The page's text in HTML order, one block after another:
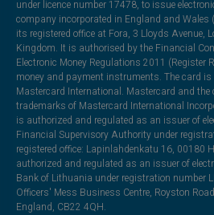
under licence number 17478, to issue
company incorporated in England and
its registered office at Fora, 3 Lloyds Avenue,
Kingdom. It is authorised by the Financial
Electronic Money Regulations 2011 (Register
money and payment instruments. The card
Mastercard International. Mastercard and the
trademarks of Mastercard International
is authorized and regulated as an issuer of
Financial Supervisory Authority under
registered office: Lapinlahdenkatu 16, 00180
authorized and regulated as an issuer of
Bank of Lithuania under registration number
Officers' Mess Business Centre, Royston
England, CB22 4QH.